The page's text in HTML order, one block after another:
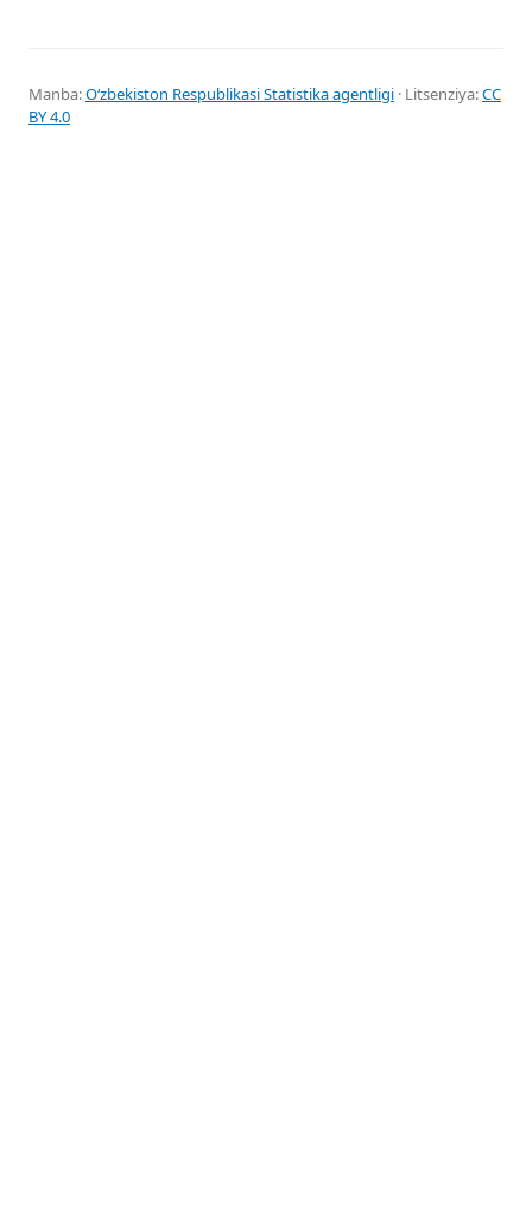
Manba:Oʻzbekiston Respublikasi Statistika agentligi · Litsenziya:CC
BY 4.0